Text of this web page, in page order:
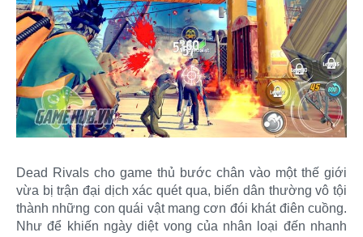
Dead Rivals cho game thủ bước chân vào một thế giới
vừa bị trận đại dịch xác quét qua, biến dân thường vô tội
thành những con quái vật mang cơn đói khát điên cuồng.
Như để khiến ngày diệt vong của nhân loại đến nhanh